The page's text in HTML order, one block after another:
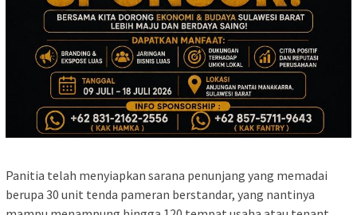
Panitia telah menyiapkan sarana penunjang yang memadai
berupa 30 unit tenda pameran berstandar, yang nantinya